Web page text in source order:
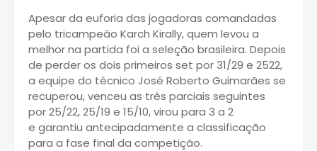
Apesar da euforia das jogadoras comandadas
pelo tricampeão Karch Kirally, quem levou a
melhor na partida foi a seleção brasileira. Depois
de perder os dois primeiros set por 31/29 e 2522,
a equipe do técnico José Roberto Guimarães se
recuperou, venceu as três parciais seguintes
por 25/22, 25/19 e 15/10, virou para 3 a 2
e garantiu antecipadamente a classificação
para a fase final da competição.